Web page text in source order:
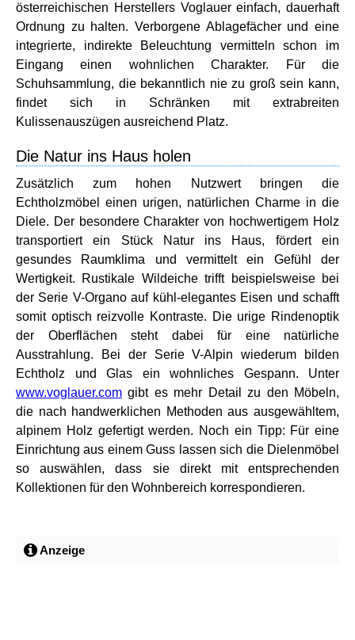
österreichischen Herstellers Voglauer einfach, dauerhaft
Ordnung zu halten. Verborgene Ablagefächer und eine
integrierte, indirekte Beleuchtung vermitteln schon im
Eingang einen wohnlichen Charakter. Für die
Schuhsammlung, die bekanntlich nie zu groß sein kann,
findet sich in Schränken mit extrabreiten
Kulissenauszügen ausreichend Platz.
Die Natur ins Haus holen
Zusätzlich zum hohen Nutzwert bringen die
Echtholzmöbel einen urigen, natürlichen Charme in die
Diele. Der besondere Charakter von hochwertigem Holz
transportiert ein Stück Natur ins Haus, fördert ein
gesundes Raumklima und vermittelt ein Gefühl der
Wertigkeit. Rustikale Wildeiche trifft beispielsweise bei
der Serie V-Organo auf kühl-elegantes Eisen und schafft
somit optisch reizvolle Kontraste. Die urige Rindenoptik
der Oberflächen steht dabei für eine natürliche
Ausstrahlung. Bei der Serie V-Alpin wiederum bilden
Echtholz und Glas ein wohnliches Gespann. Unter
www.voglauer.com gibt es mehr Detail zu den Möbeln,
die nach handwerklichen Methoden aus ausgewähltem,
alpinem Holz gefertigt werden. Noch ein Tipp: Für eine
Einrichtung aus einem Guss lassen sich die Dielenmöbel
so auswählen, dass sie direkt mit entsprechenden
Kollektionen für den Wohnbereich korrespondieren.
Anzeige